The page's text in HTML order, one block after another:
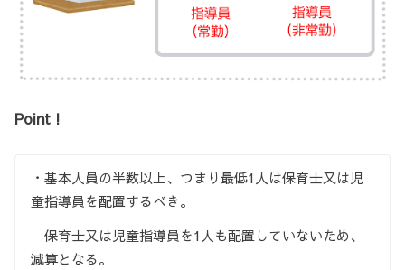
Point !
・基本人員の半数以上、つまり最低1人は保育士又は児
童指導員を配置するべき。
保育士又は児童指導員を1人も配置していないため、
減算となる。